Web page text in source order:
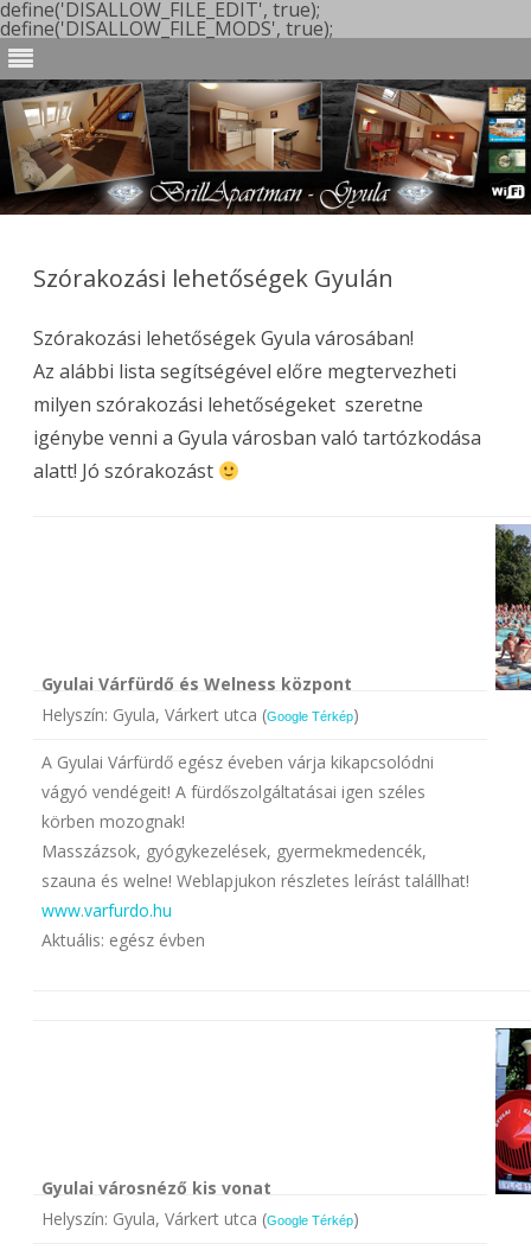
define('DISALLOW_FILE_EDIT', true);
define('DISALLOW_FILE_MODS', true);
Szórakozási lehetőségek Gyulán
Szórakozási lehetőségek Gyula városában!
Az alábbi lista segítségével előre megtervezheti
milyen szórakozási lehetőségeket szeretne
igénybe venni a Gyula városban való tartózkodása
alatt! Jó szórakozást
Gyulai Várfürdő és Welness központ
Helyszín: Gyula, Várkert utca (Google Térkép)
A Gyulai Várfürdő egész éveben várja kikapcsolódni
vágyó vendégeit! A fürdőszolgáltatásai igen széles
körben mozognak!
Masszázsok, gyógykezelések, gyermekmedencék,
szauna és welne! Weblapjukon részletes leírást talállhat!
www.varfurdo.hu
Aktuális: egész évben
Gyulai városnéző kis vonat
Helyszín: Gyula, Várkert utca (Google Térkép)